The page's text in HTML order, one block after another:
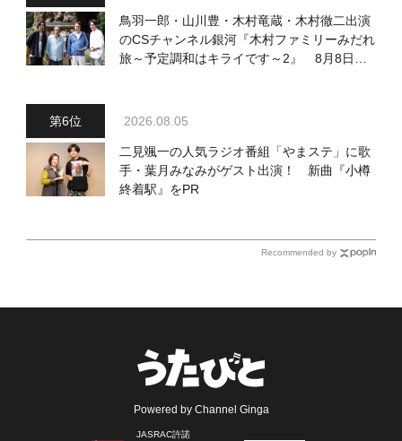
鳥羽一郎・山川豊・木村竜蔵・木村徹二出演
のCSチャンネル銀河『木村ファミリーみだれ
旅～予定調和はキライです～2』 8月8日
2026.08.05
二見颯一の人気ラジオ番組「やまステ」に歌
手・葉月みなみがゲスト出演！ 新曲『小樽
終着駅』をPR
Recommended by
Powered by Channel Ginga
JASRAC許諾